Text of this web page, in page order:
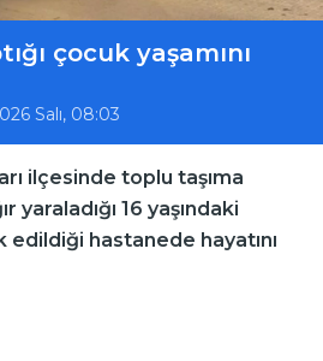
çocuk yaşamını
Salı, 08:03
ilçesinde toplu taşıma
yaraladığı 16 yaşındaki
hastanede hayatını